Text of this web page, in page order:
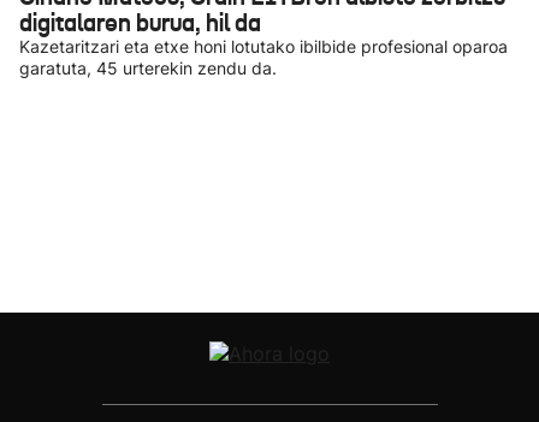
digitalaren burua, hil da
Kazetaritzari eta etxe honi lotutako ibilbide profesional oparoa
garatuta, 45 urterekin zendu da.